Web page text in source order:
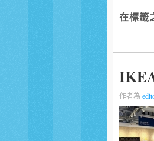
在標籤
作者為